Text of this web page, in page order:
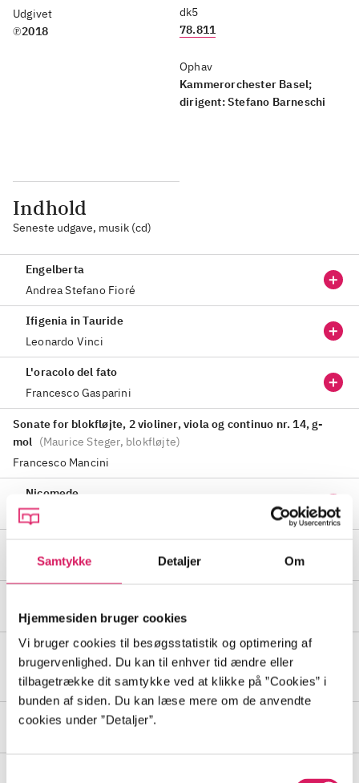
Samtykke Detaljer Om
Hjemmesiden bruger cookies
Vi bruger cookies til besøgsstatistik og optimering af
brugervenlighed. Du kan til enhver tid ændre eller
tilbagetrække dit samtykke ved at klikke på ”Cookies” i
bunden af siden. Du kan læse mere om de anvendte
cookies under ”Detaljer”.
Udgivet
℗2018
dk5
78.811
Ophav
Kammerorchester Basel;
dirigent: Stefano Barneschi
Indhold
Seneste udgave, musik (cd)
Engelberta
Andrea Stefano Fioré
Ifigenia in Tauride
Leonardo Vinci
L'oracolo del fato
Francesco Gasparini
Sonate for blokfløjte, 2 violiner, viola og continuo nr. 14, g-
mol (Maurice Steger, blokfløjte)
Francesco Mancini
Nicomede
Pietro Torri
Tomaso Albinoni
Johann Adolf Hasse
Koncert for blokfløjte, strygere og continuo, a-mol (Maurice
Steger, blokfløjte)
Charles Dieupart
Arsilda